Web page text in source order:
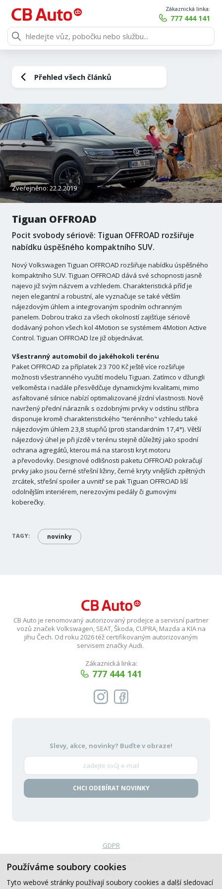
Používáme soubory cookies
Tyto webové stránky používají soubory cookies a další sledovací
Zákaznická linka:
777 444 141
Přehled všech článků
Zveřejněno: 22.2.2019
Tiguan OFFROAD
Pocit svobody sériově: Tiguan OFFROAD rozšiřuje
nabídku úspěšného kompaktního SUV.
Nový Volkswagen Tiguan OFFROAD rozšiřuje nabídku úspěšného
kompaktního SUV. Tiguan OFFROAD dává své schopnosti jasně
najevo již svým názvem a vzhledem. Charakteristická příď je
nejen elegantní a robustní, ale vyznačuje se také větším
nájezdovým úhlem a integrovaným spodním ochranným
panelem. Dobrou trakci za všech okolností zajišťuje sériově
dodávaný pohon všech kol 4Motion se systémem 4Motion Active
Control. Tiguan OFFROAD lze již objednávat.
Všestranný automobil do jakéhokoli terénu
Paket OFFROAD za příplatek 23 700 Kč ještě více rozšiřuje
možnosti všestranného využití modelu Tiguan. Zatímco v džungli
velkoměsta i nadále přesvědčuje dynamickými kvalitami, mimo
asfaltované silnice nabízí optimalizované jízdní vlastnosti. Nově
navržený přední nárazník s ozdobnými prvky v odstínu stříbra
disponuje kromě charakteristického "terénního" vzhledu také
nájezdovým úhlem 23,8 stupňů (proti standardním 17,4°). Větší
nájezdový úhel je při jízdě v terénu stejně důležitý jako spodní
ochrana agregátů, kterou má na starosti kryt motoru
a převodovky. Designové odlišnosti paketu OFFROAD pokračují
prvky jako jsou černé střešní ližiny, černé kryty vnějších zpětných
zrcátek, střešní spoiler a uvnitř se pak Tiguan OFFROAD liší
odolnějším interiérem, nerezovými pedály či gumovými
koberečky.
TAGY: novinky
CB Auto je renomovaný autorizovaný prodejce a servisní partner
vozů značek Volkswagen, SEAT, Škoda, CUPRA, Mazda a KIA na
jihu Čech. Od roku 2026 též certifikovaným autorizovaným
servisem značky Audi.
Zákaznická linka:
777 444 141
Slevy, akce, novinky? Buďte v obraze!
CHCI ODEBÍRAT NOVINKY
GDPR
VOP